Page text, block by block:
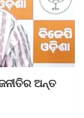
ଅନ୍ତ